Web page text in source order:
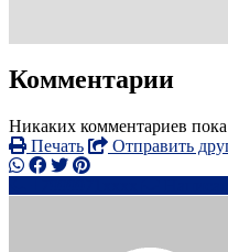
Комментарии
Никаких комментариев
Печать
Отправить